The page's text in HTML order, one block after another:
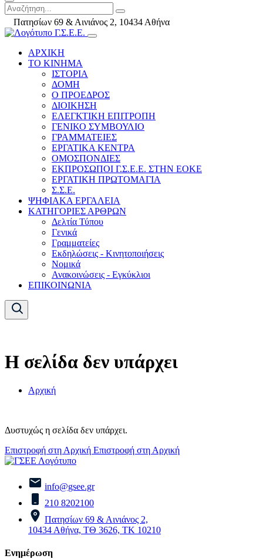
Πατησίων 69 & Αινιάνος 2, 10434 Αθήνα
ΑΡΧΙΚΗ
ΤΟ ΚΙΝΗΜΑ
ΙΣΤΟΡΙΑ
ΔΟΜΗ
Ο ΠΡΟΕΔΡΟΣ
ΔΙΟΙΚΗΣΗ
ΕΛΕΓΚΤΙΚΗ ΕΠΙΤΡΟΠΗ
ΓΕΝΙΚΟ ΣΥΜΒΟΥΛΙΟ
ΓΡΑΜΜΑΤΕΙΕΣ
ΕΡΓΑΤΙΚΑ ΚΕΝΤΡΑ
ΟΜΟΣΠΟΝΔΙΕΣ
ΕΚΠΡΟΣΩΠΟΙ Γ.Σ.Ε.Ε. ΣΤΗΝ ΕΟΚΕ
ΕΡΓΑΤΙΚΗ ΠΡΩΤΟΜΑΓΙΑ
Σ.Σ.Ε.
ΨΗΦΙΑΚΑ ΕΡΓΑΛΕΙΑ
ΚΑΤΗΓΟΡΙΕΣ ΑΡΘΡΩΝ
Δελτία Τύπου
Γενικά
Γραμματείες
Εκδηλώσεις - Κινητοποιήσεις
Νομικά
Ανακοινώσεις - Εγκύκλιοι
ΕΠΙΚΟΙΝΩΝΙΑ
Η σελίδα δεν υπάρχει
Αρχική
Δυστυχώς η σελίδα δεν υπάρχει.
Επιστροφή στη Αρχική Επιστροφή στη Αρχική
info@gsee.gr
210 8202100
Πατησίων 69 & Αινιάνος 2,
10434 Αθήνα, ΤΘ 3626, ΤΚ 10210
Ενημέρωση